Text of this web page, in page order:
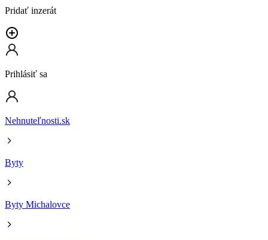
Pridať inzerát
Prihlásiť sa
Nehnuteľnosti.sk
Byty
Byty Michalovce